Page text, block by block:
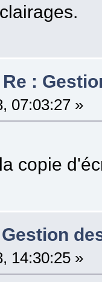
Re :
07:03:27 »
copie
Gestion
14:30:25 »